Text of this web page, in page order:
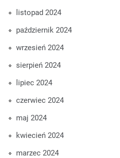
listopad 2024
październik 2024
wrzesień 2024
sierpień 2024
lipiec 2024
czerwiec 2024
maj 2024
kwiecień 2024
marzec 2024